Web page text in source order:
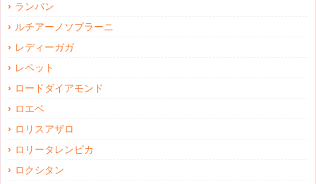
ランバン
ルチアーノソプラーニ
レディーガガ
レペット
ロードダイアモンド
ロエベ
ロリスアザロ
ロリータレンピカ
ロクシタン